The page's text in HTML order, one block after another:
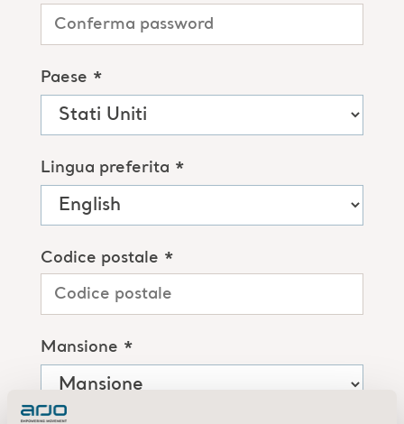
Paese *
Lingua preferita *
Codice postale *
Mansione *